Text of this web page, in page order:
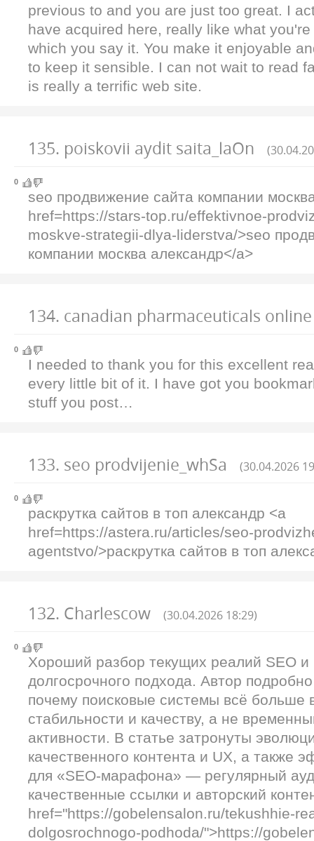
previous to and you are just too great. I
have acquired here, really like what
which you say it. You make it enjoyable
to keep it sensible. I can not wait to read
is really a terrific web site.
135. poiskovii aydit saita_laOn
0
seo продвижение сайта компании
href=https://stars-top.ru/effektivnoe-
moskve-strategii-dlya-liderstva/>seo
компании москва александр</a>
134. canadian pharmaceuticals online
0
I needed to thank you for this excellent
every little bit of it. I have got you
stuff you post…
133. seo prodvijenie_whSa (30.04.2026
0
раскрутка сайтов в топ александр <a
href=https://astera.ru/articles/seo-
agentstvo/>раскрутка сайтов в топ
132. Charlescow (30.04.2026 18:29)
0
Хороший разбор текущих реалий SEO и
долгосрочного подхода. Автор
почему поисковые системы всё больше
стабильности и качеству, а не
активности. В статье затронуты
качественного контента и UX, а также
для «SEO-марафона» — регулярный
качественные ссылки и авторский
href="https://gobelensalon.ru/tekushhie-
dolgosrochnogo-podhoda/">https://